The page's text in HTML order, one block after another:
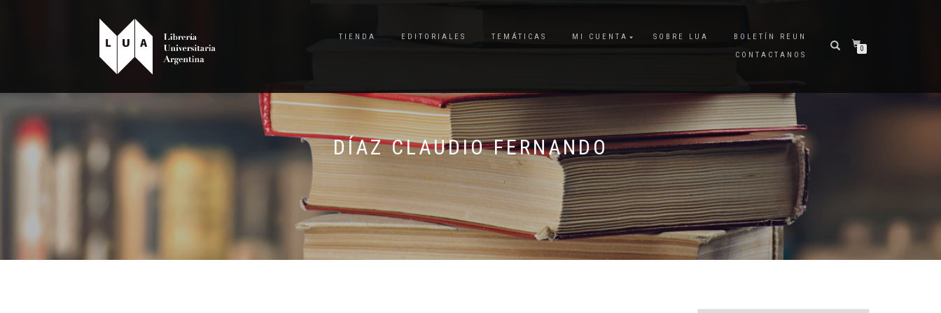
TIENDA EDITORIALES TEMÁTICAS MI CUENTA SOBRE LUA
BOLETÍN REUN
CONTACTANOS
0
DÍAZ CLAUDIO FERNANDO